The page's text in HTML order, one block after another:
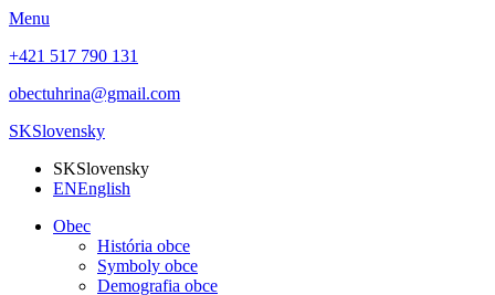
Menu
+421 517 790 131
obectuhrina@gmail.com
SKSlovensky
SKSlovensky
ENEnglish
Obec
História obce
Symboly obce
Demografia obce